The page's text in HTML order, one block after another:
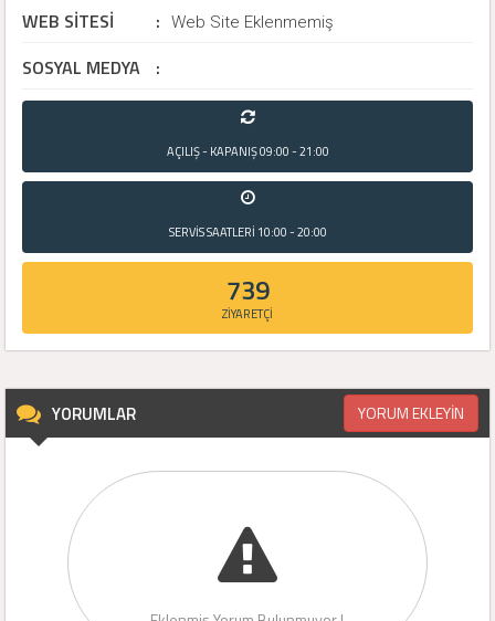
WEB SİTESİ : Web Site Eklenmemiş
SOSYAL MEDYA :
AÇILIŞ - KAPANIŞ09:00 - 21:00
SERVİS SAATLERİ 10:00 - 20:00
739
ZİYARETÇİ
YORUMLAR YORUM EKLEYİN